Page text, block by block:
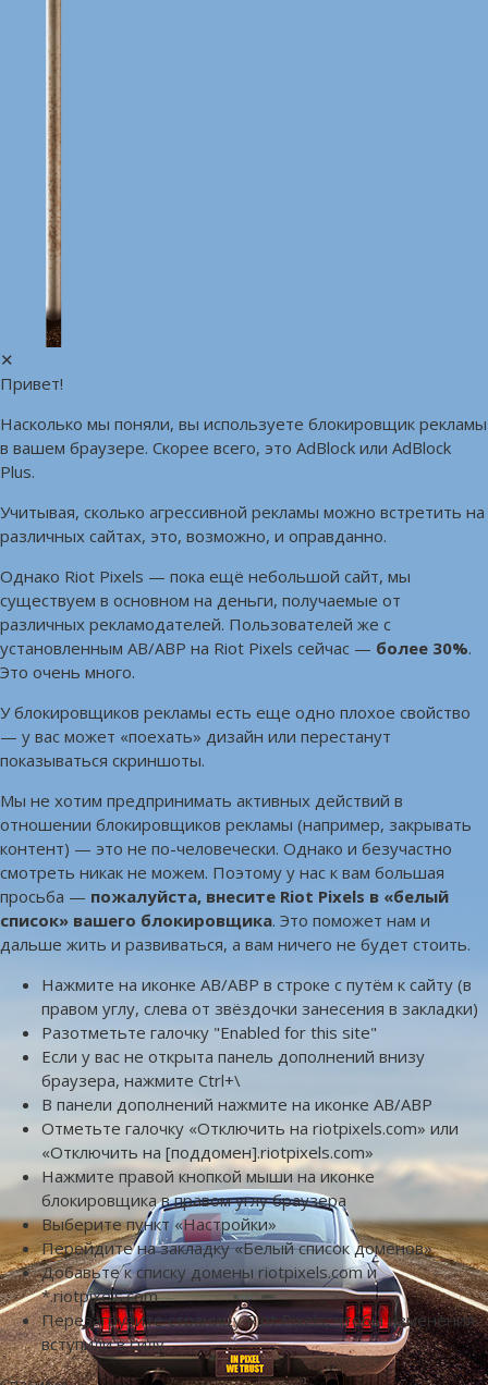
✕
Привет!
Насколько мы поняли, вы используете блокировщик рекламы
в вашем браузере. Скорее всего, это AdBlock или AdBlock
Plus.
Учитывая, сколько агрессивной рекламы можно встретить на
различных сайтах, это, возможно, и оправданно.
Однако Riot Pixels — пока ещё небольшой сайт, мы
существуем в основном на деньги, получаемые от
различных рекламодателей. Пользователей же с
установленным AB/ABP на Riot Pixels сейчас — более 30%.
Это очень много.
У блокировщиков рекламы есть еще одно плохое свойство
— у вас может «поехать» дизайн или перестанут
показываться скриншоты.
Мы не хотим предпринимать активных действий в
отношении блокировщиков рекламы (например, закрывать
контент) — это не по-человечески. Однако и безучастно
смотреть никак не можем. Поэтому у нас к вам большая
просьба — пожалуйста, внесите Riot Pixels в «белый
список» вашего блокировщика. Это поможет нам и
дальше жить и развиваться, а вам ничего не будет стоить.
Нажмите на иконке AB/ABP в строке с путём к сайту (в
правом углу, слева от звёздочки занесения в закладки)
Разотметьте галочку "Enabled for this site"
Если у вас не открыта панель дополнений внизу
браузера, нажмите Ctrl+\
В панели дополнений нажмите на иконке AB/ABP
Отметьте галочку «Отключить на riotpixels.com» или
«Отключить на [поддомен].riotpixels.com»
Нажмите правой кнопкой мыши на иконке
блокировщика в правом углу браузера
Выберите пункт «Настройки»
Перейдите на закладку «Белый список доменов»
Добавьте к списку домены riotpixels.com и
*.riotpixels.com
Перезагрузите страницу Riot Pixels, чтобы изменения
вступили в силу